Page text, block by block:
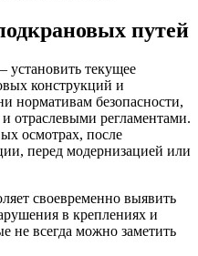
путей
установить текущее
конструкций и
нормативам безопасности,
регламентами.
осмотрах, после
перед модернизацией или
своевременно выявить
в креплениях и
не всегда можно заметить